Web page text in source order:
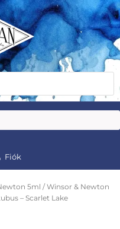
Fiók
5ml / Winsor & Newton
– Scarlet Lake